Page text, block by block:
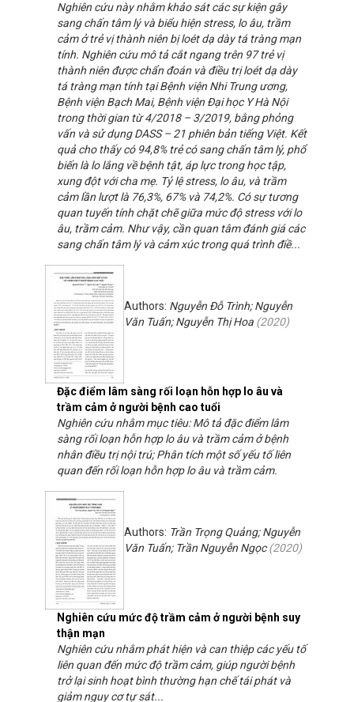
Nghiên cứu này nhằm khảo sát các sự kiện gây
sang chấn tâm lý và biểu hiện stress, lo âu, trầm
cảm ở trẻ vị thành niên bị loét dạ dày tá tràng mạn
tính. Nghiên cứu mô tả cắt ngang trên 97 trẻ vị
thành niên được chẩn đoán và điều trị loét dạ dày
tá tràng mạn tính tại Bệnh viện Nhi Trung ương,
Bệnh viện Bạch Mai, Bệnh viện Đại học Y Hà Nội
trong thời gian từ 4/2018 – 3/2019, bằng phỏng
vấn và sử dụng DASS – 21 phiên bản tiếng Việt. Kết
quả cho thấy có 94,8% trẻ có sang chấn tâm lý, phổ
biến là lo lắng về bệnh tật, áp lực trong học tập,
xung đột với cha mẹ. Tỷ lệ stress, lo âu, và trầm
cảm lần lượt là 76,3%, 67% và 74,2%. Có sự tương
quan tuyến tính chặt chẽ giữa mức độ stress với lo
âu, trầm cảm. Như vậy, cần quan tâm đánh giá các
sang chấn tâm lý và cảm xúc trong quá trình điề...
Đặc điểm lâm sàng rối loạn hỗn hợp lo âu và
trầm cảm ở người bệnh cao tuổi
Authors: Nguyễn Đỗ Trình; Nguyễn
Văn Tuấn; Nguyễn Thị Hoa (2020)
Nghiên cứu nhằm mục tiêu: Mô tả đặc điểm lâm
sàng rối loạn hỗn hợp lo âu và trầm cảm ở bệnh
nhân điều trị nội trú; Phân tích một số yếu tố liên
quan đến rối loạn hỗn hợp lo âu và trầm cảm.
Nghiên cứu mức độ trầm cảm ở người bệnh suy
thận mạn
Authors: Trần Trọng Quảng; Nguyễn
Văn Tuấn; Trần Nguyễn Ngọc(2020)
Nghiên cứu nhằm phát hiện và can thiệp các yếu tố
liên quan đến mức độ trầm cảm, giúp người bệnh
trở lại sinh hoạt bình thường hạn chế tái phát và
giảm nguy cơ tự sát...